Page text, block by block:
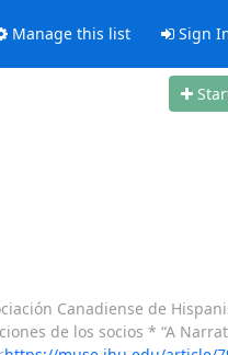
Manage this list Sign
Canadiense de
de los socios * “A